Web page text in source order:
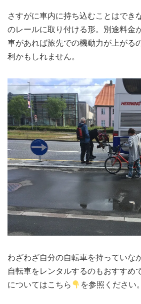
さすがに車内に持ち込むことはでき
のレールに取り付ける形。別途料金
車があれば旅先での機動力が上がる
利かもしれません。
わざわざ自分の自転車を持っていな
自転車をレンタルするのもおすすめ
についてはこちら
を参照ください。